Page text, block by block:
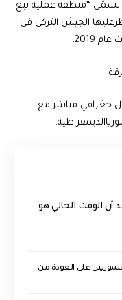
“منطقة عملية نبع
الجيش التركي في
2019.
جغرافي مباشر مع
أن الوقت الحالي هو
السوريين على العودة من